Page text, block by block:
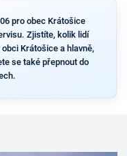
pro obec Krátošice
Zjistíte, kolik lidí
Krátošice a hlavně,
se také přepnout do